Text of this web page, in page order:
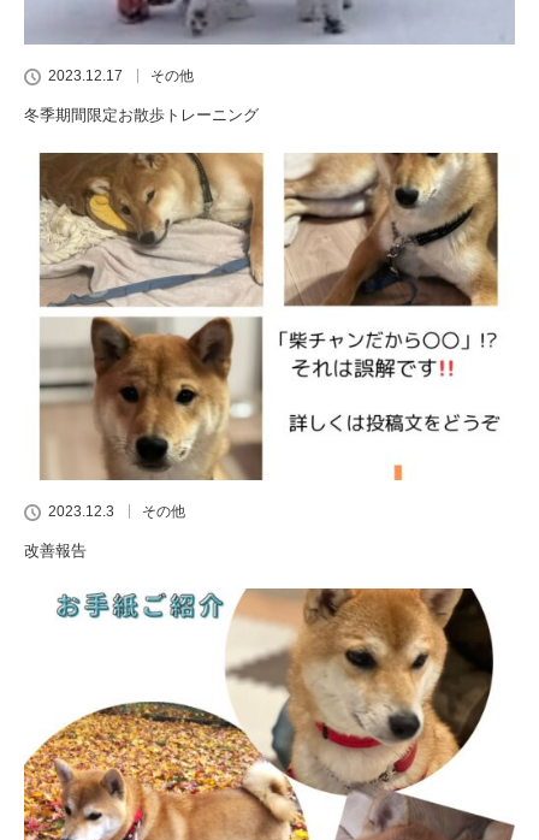
2023.12.17 その他
冬季期間限定お散歩トレーニング
2023.12.3 その他
改善報告